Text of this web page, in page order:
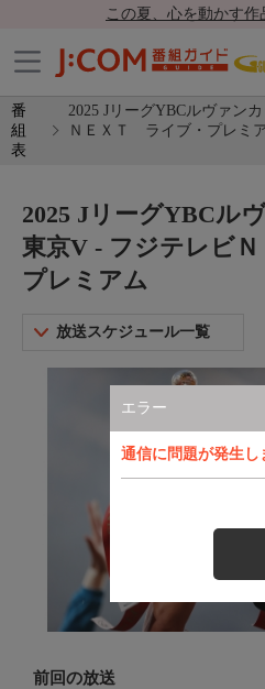
この夏、心を動かす作
番
組
表
2025 JリーグYBCルヴァン
ＮＥＸＴ ライブ・プレミ
エラー
通信に問題が発生
2025 JリーグYBCル
東京V - フジテレビ
プレミアム
放送スケジュール一覧
前回の放送